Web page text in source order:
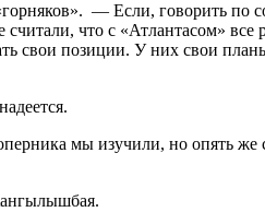
— Если, говорить по
что с «Атлантасом»
свои позиции. У них свои
мы изучили, но опять